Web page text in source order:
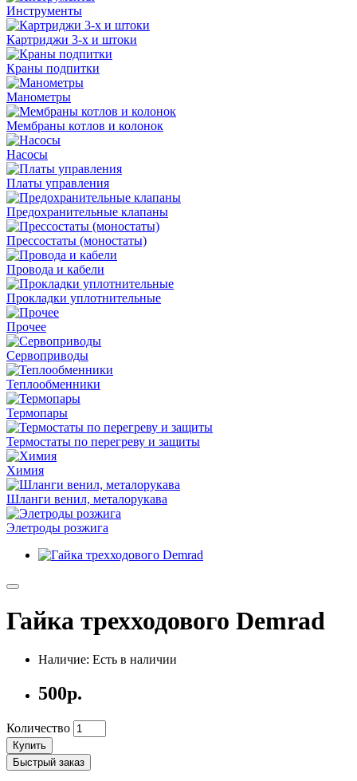
Инструменты
Картриджи 3-х и штоки
Краны подпитки
Манометры
Мембраны котлов и колонок
Насосы
Платы управления
Предохранительные клапаны
Прессостаты (моностаты)
Провода и кабели
Прокладки уплотнительные
Прочее
Сервоприводы
Теплообменники
Термопары
Термостаты по перегреву и защиты
Химия
Шланги венил, металорукава
Элетроды розжига
Гайка трехходового Demrad
Наличие: Есть в наличии
500р.
Количество
Купить
Быстрый заказ